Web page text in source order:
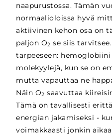
naapurustossa. Tämän
normaalioloissa hyvä
aktiivinen kehon osa on
paljon O2 se siis
tarpeeseen:
molekyylejä, kun se on
mutta vapauttaa ne
Näin O2 saavuttaa
Tämä on tavallisesti
energian jakamiseksi -
voimakkaasti jonkin